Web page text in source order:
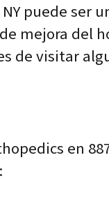
puede ser
mejora del
de visitar
en